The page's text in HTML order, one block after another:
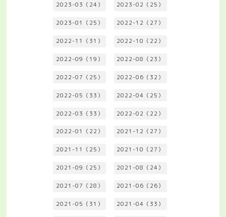
2023-03（24） 2023-02（25）
2023-01（25） 2022-12（27）
2022-11（31） 2022-10（22）
2022-09（19） 2022-08（23）
2022-07（25） 2022-06（32）
2022-05（33） 2022-04（25）
2022-03（33） 2022-02（22）
2022-01（22） 2021-12（27）
2021-11（25） 2021-10（27）
2021-09（25） 2021-08（24）
2021-07（28） 2021-06（26）
2021-05（31） 2021-04（33）